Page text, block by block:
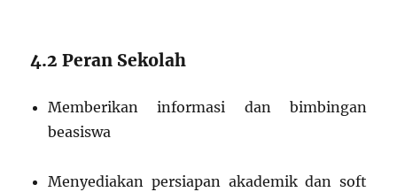
4.2 Peran Sekolah
Memberikan informasi dan bimbingan
beasiswa
Menyediakan persiapan akademik dan soft